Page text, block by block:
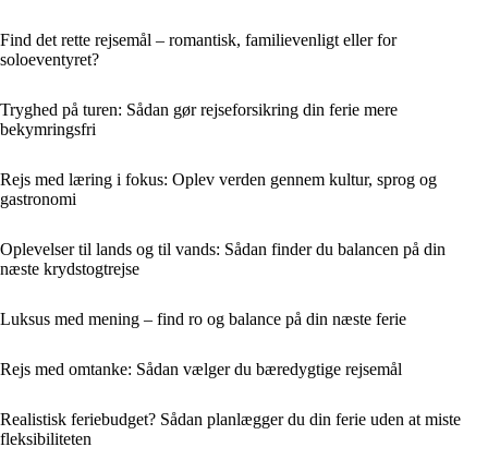
Find det rette rejsemål – romantisk, familievenligt eller for
soloeventyret?
Tryghed på turen: Sådan gør rejseforsikring din ferie mere
bekymringsfri
Rejs med læring i fokus: Oplev verden gennem kultur, sprog og
gastronomi
Oplevelser til lands og til vands: Sådan finder du balancen på din
næste krydstogtrejse
Luksus med mening – find ro og balance på din næste ferie
Rejs med omtanke: Sådan vælger du bæredygtige rejsemål
Realistisk feriebudget? Sådan planlægger du din ferie uden at miste
fleksibiliteten